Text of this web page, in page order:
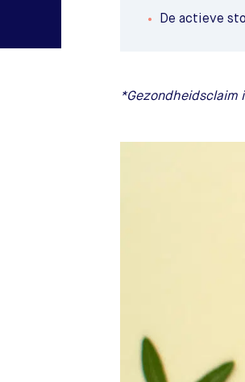
De actieve
*Gezondheidsclaim